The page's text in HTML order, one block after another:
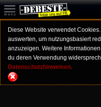
Diese Website verwendet
auswerten, um nutzungsbasiert
anzuzeigen. Weitere
du deren Verwendung
Datenschutzhinweisen.